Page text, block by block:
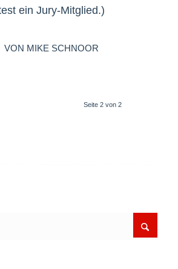
ein Jury-Mitglied.)
VON MIKE SCHNOOR
Seite 2 von 2